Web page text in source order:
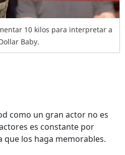
10 kilos para interpretar a
Baby.
como un gran actor no es
es constante por
los haga memorables.